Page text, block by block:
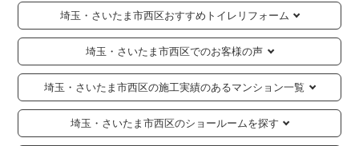
埼玉・さいたま市西区おすすめトイレリフォーム
埼玉・さいたま市西区でのお客様の声
埼玉・さいたま市西区の施工実績のあるマンション一覧
埼玉・さいたま市西区のショールームを探す